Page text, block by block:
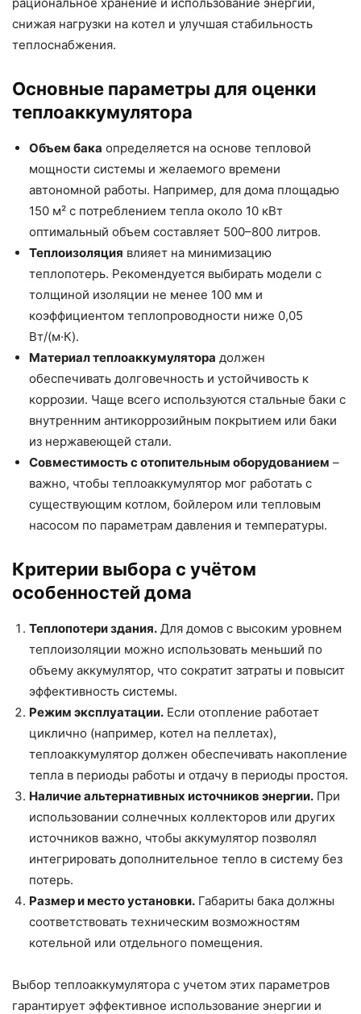
снижая нагрузки на котел и улучшая стабильность
теплоснабжения.
Основные параметры для оценки
теплоаккумулятора
Объем бака определяется на основе тепловой
мощности системы и желаемого времени
автономной работы. Например, для дома площадью
150 м² с потреблением тепла около 10 кВт
оптимальный объем составляет 500–800 литров.
Теплоизоляция влияет на минимизацию
теплопотерь. Рекомендуется выбирать модели с
толщиной изоляции не менее 100 мм и
коэффициентом теплопроводности ниже 0,05
Вт/(м·К).
Материал теплоаккумулятора должен
обеспечивать долговечность и устойчивость к
коррозии. Чаще всего используются стальные баки с
внутренним антикоррозийным покрытием или баки
из нержавеющей стали.
Совместимость с отопительным оборудованием –
важно, чтобы теплоаккумулятор мог работать с
существующим котлом, бойлером или тепловым
насосом по параметрам давления и температуры.
Критерии выбора с учётом
особенностей дома
Теплопотери здания. Для домов с высоким уровнем
теплоизоляции можно использовать меньший по
объему аккумулятор, что сократит затраты и повысит
эффективность системы.
Режим эксплуатации. Если отопление работает
циклично (например, котел на пеллетах),
теплоаккумулятор должен обеспечивать накопление
тепла в периоды работы и отдачу в периоды простоя.
Наличие альтернативных источников энергии. При
использовании солнечных коллекторов или других
источников важно, чтобы аккумулятор позволял
интегрировать дополнительное тепло в систему без
потерь.
Размер и место установки. Габариты бака должны
соответствовать техническим возможностям
котельной или отдельного помещения.
Выбор теплоаккумулятора с учетом этих параметров
гарантирует эффективное использование энергии и